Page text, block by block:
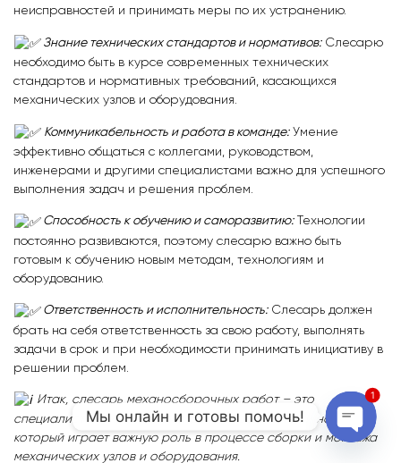
неисправностей и принимать меры по их устранению.
Знание технических стандартов и нормативов:Слесарю
необходимо быть в курсе современных технических
стандартов и нормативных требований, касающихся
механических узлов и оборудования.
Коммуникабельность и работа в команде:Умение
эффективно общаться с коллегами, руководством,
инженерами и другими специалистами важно для успешного
выполнения задач и решения проблем.
Способность к обучению и саморазвитию:Технологии
постоянно развиваются, поэтому слесарю важно быть
готовым к обучению новым методам, технологиям и
оборудованию.
Ответственность и исполнительность:Слесарь должен
брать на себя ответственность за свою работу, выполнять
задачи в срок и при необходимости принимать инициативу в
решении проблем.
Итак, слесарь механосборочных работ – это
специалист с широким спектром обязанностей и навыков,
который играет важную роль в процессе сборки и монтажа
механических узлов и оборудования.
Мы онлайн и готовы помочь!
1